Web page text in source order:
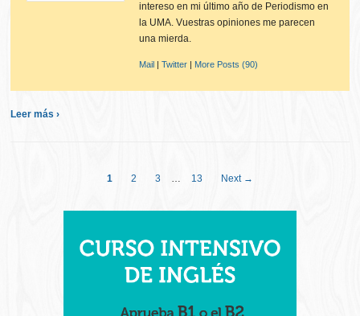
intereso en mi último año de Periodismo en
la UMA. Vuestras opiniones me parecen
una mierda.
Mail |Twitter | More Posts (90)
Leer más ›
1 2 3 … 13 Next →